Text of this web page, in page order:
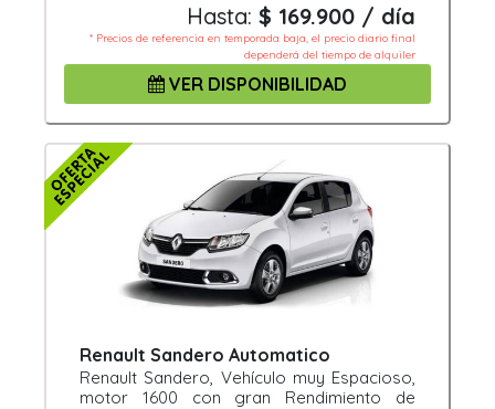
Hasta: $ 169.900 / día
* Precios de referencia en temporada baja, el precio diario final
dependerá del tiempo de alquiler
VER DISPONIBILIDAD
Renault Sandero Automatico
Renault Sandero, Vehículo muy Espacioso,
motor 1600 con gran Rendimiento de